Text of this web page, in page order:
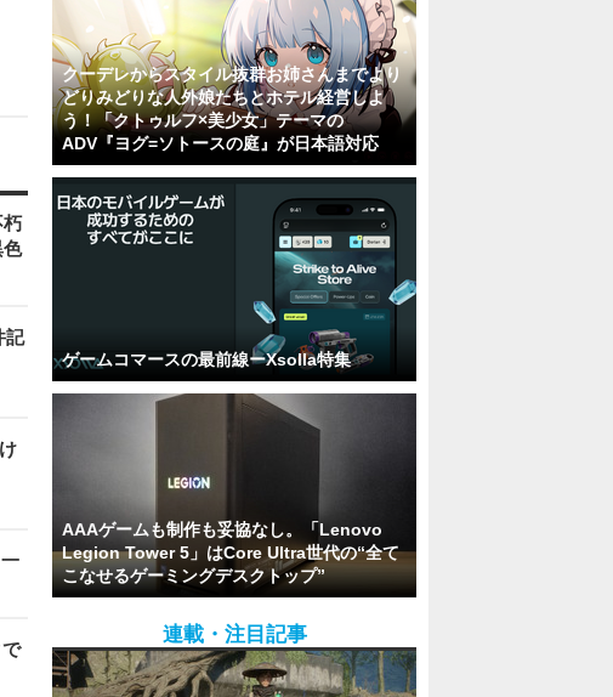
朽
色
記
クーデレからスタイル抜群お姉さんまでより
どりみどりな人外娘たちとホテル経営しよ
う！「クトゥルフ×美少女」テーマの
ADV『ヨグ=ソトースの庭』が日本語対応
ゲームコマースの最前線ーXsolla特集
AAAゲームも制作も妥協なし。「Lenovo
Legion Tower 5」はCore Ultra世代の“全て
こなせるゲーミングデスクトップ”
連載・注目記事